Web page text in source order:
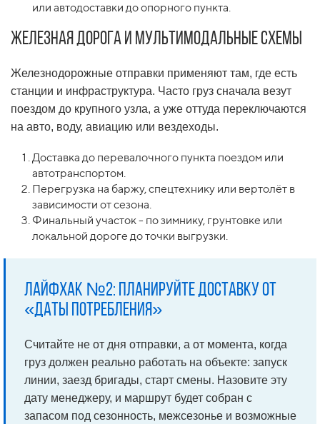
или автодоставки до опорного пункта.
Железная дорога и мультимодальные схемы
Железнодорожные отправки применяют там, где есть
станции и инфраструктура. Часто груз сначала везут
поездом до крупного узла, а уже оттуда переключаются
на авто, воду, авиацию или вездеходы.
Доставка до перевалочного пункта поездом или
автотранспортом.
Перегрузка на баржу, спецтехнику или вертолёт в
зависимости от сезона.
Финальный участок - по зимнику, грунтовке или
локальной дороге до точки выгрузки.
Лайфхак №2: Планируйте доставку от
«даты потребления»
Считайте не от дня отправки, а от момента, когда
груз должен реально работать на объекте: запуск
линии, заезд бригады, старт смены. Назовите эту
дату менеджеру, и маршрут будет собран с
запасом под сезонность, межсезонье и возможные